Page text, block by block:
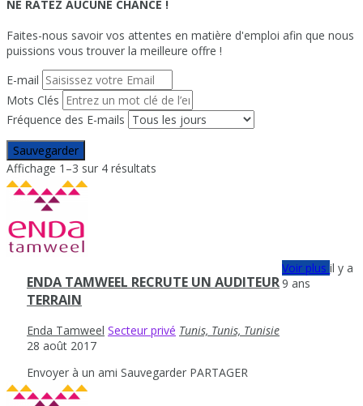
NE RATEZ AUCUNE CHANCE !
Faites-nous savoir vos attentes en matière d'emploi afin que nous
puissions vous trouver la meilleure offre !
E-mail
Mots Clés
Fréquence des E-mails
Sauvegarder
Affichage 1–3 sur 4 résultats
ENDA TAMWEEL RECRUTE UN AUDITEUR
TERRAIN
Enda Tamweel Secteur privé Tunis, Tunis, Tunisie
28 août 2017
Envoyer à un ami Sauvegarder PARTAGER
Voir plusil y a
9 ans